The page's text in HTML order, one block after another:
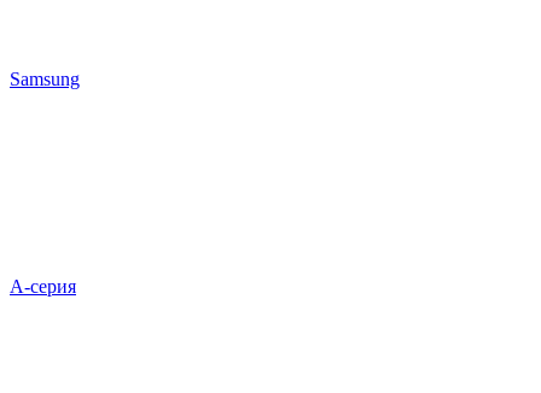
Samsung
A-серия